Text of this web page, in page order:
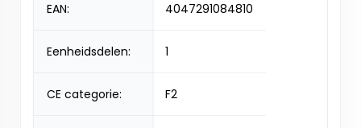
EAN: 4047291084810
Eenheidsdelen: 1
CE categorie: F2